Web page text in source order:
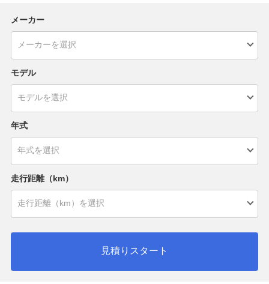
メーカー
モデル
年式
走行距離（km）
見積りスタート